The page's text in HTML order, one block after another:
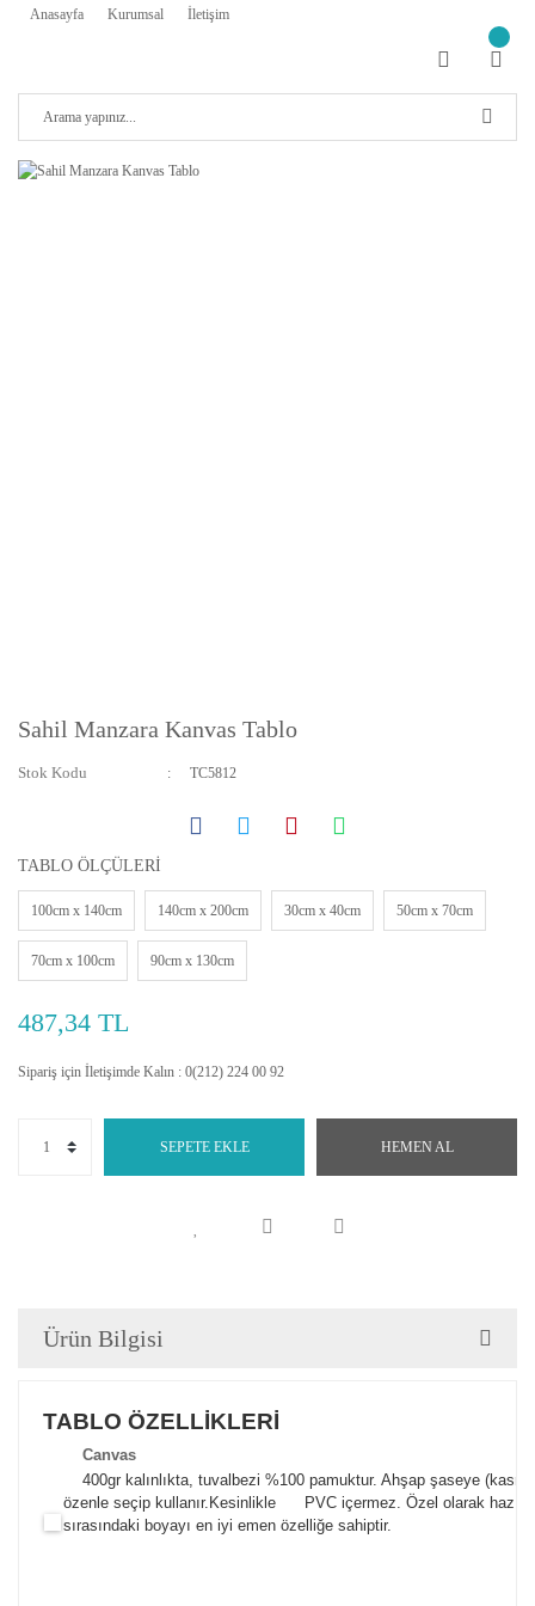
Anasayfa Kurumsal İletişim
Sahil Manzara Kanvas Tablo
Stok Kodu TC5812
TABLO ÖLÇÜLERİ
100cm x 140cm 140cm x 200cm 30cm x 40cm 50cm x 70cm
70cm x 100cm 90cm x 130cm
487,34 TL
Sipariş için İletişimde Kalın : 0(212) 224 00 92
SEPETE EKLE HEMEN AL
Ürün Bilgisi
TABLO ÖZELLİKLERİ
Canvas
400gr kalınlıkta, tuvalbezi %100 pamuktur. Ahşap şaseye
özenle seçip kullanır. Kesinlikle PVC içermez. Özel olarak
sırasındaki boyayı en iyi emen özelliğe sahiptir.